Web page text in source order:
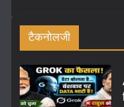
टैकनोलजी